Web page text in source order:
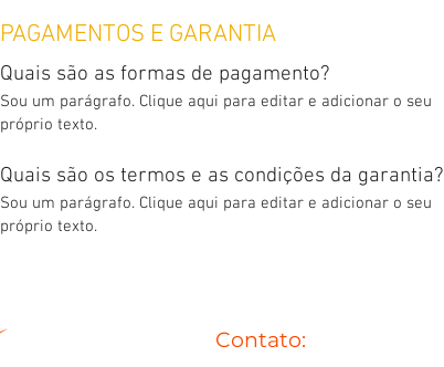
PAGAMENTOS E GARANTIA
Quais são as formas de pagamento?
Sou um parágrafo. Clique aqui para editar e adicionar o seu
próprio texto.
Quais são os termos e as condições da garantia?
Sou um parágrafo. Clique aqui para editar e adicionar o seu
próprio texto.
Contato: